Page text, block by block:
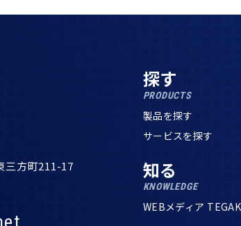
三方町211-17
探す
PRODUCTS
製品を探す
サービスを探す
知る
KNOWLEDGE
WEBメディア